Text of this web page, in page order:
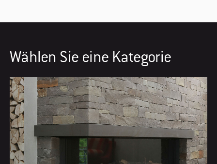
Wählen Sie eine Kategorie